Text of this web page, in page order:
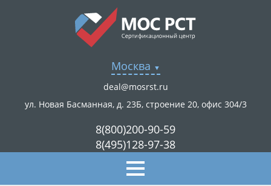
Москва
deal@mosrst.ru
ул. Новая Басманная, д. 23Б, строение 20, офис 304/3
8(800)200-90-59
8(495)128-97-38